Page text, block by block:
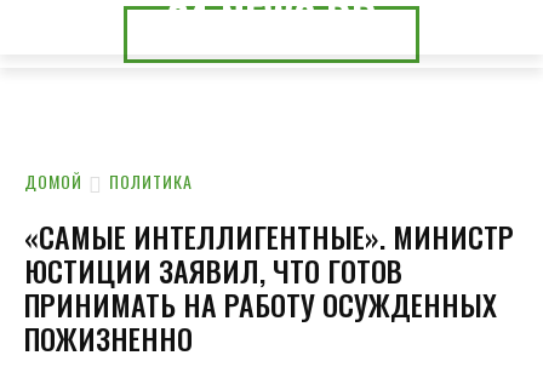
24.NEWS.CK
24.NEWS.DP
ДОМОЙ ПОЛИТИКА
«САМЫЕ ИНТЕЛЛИГЕНТНЫЕ». МИНИСТР
ЮСТИЦИИ ЗАЯВИЛ, ЧТО ГОТОВ
ПРИНИМАТЬ НА РАБОТУ ОСУЖДЕННЫХ
ПОЖИЗНЕННО